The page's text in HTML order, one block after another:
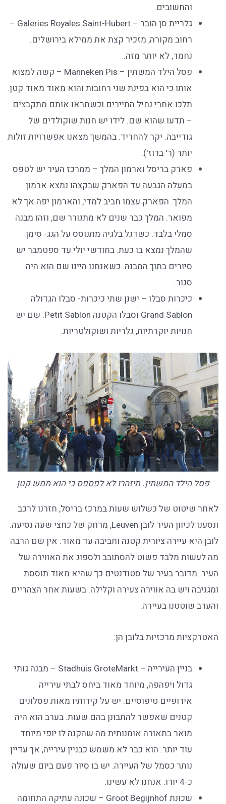
והחשובים.
גלריית סן הובר – Galeries Royales Saint-Hubert –
רחוב מקורה, מזכיר קצת את ממילא בירושלים.
נחמד, לא יותר מזה.
פסל הילד המשתין – Manneken Pis – קשה למצוא
אותו כי הוא בפינת שני רחובות והוא מאוד מאוד קטן.
תלכו אחרי נחיל התיירים וכשתראו אותם מתקבצים
– תדעו שהוא שם. לידו יש חנות שוקולדים של
גודייבה. יקר להחריד. בהמשך מצאנו אפשרויות זולות
יותר (ר' ברוז').
פארק בריסל וארמון המלך – ממרכז העיר יש לטפס
במעלה הגבעה עד הפארק שבקצהו נמצא ארמון
המלך. הפארק עצמו חביב למדי, והארמון יפה אך לא
מפואר. המלך כבר שנים לא מתגורר שם, וזהו מבנה
סמלי בלבד. כשדגל בלגיה מתנוסס על הגג- סימן
שהמלך נמצא בו כעת. בחודשי יולי עד ספטמבר יש
סיורים בתוך המבנה. כשאנחנו היינו שם הוא היה
סגור.
כיכרות סבלו – ישנן שתי כיכרות- סבלו הגדולה
Grand Sablon וסבלו הקטנה Petit Sablon. שם יש
חנויות יוקרתיות, גלריות ושוקולטריות.
פסל הילד המשתין. תיזהרו לא לפספס כי הוא ממש קטן
לאחר שיטוט של כשלוש שעות במרכז בריסל, חזרנו לרכב
ונסענו לכיוון העיר לובן Leuven, מרחק של כחצי שעה נסיעה.
לובן היא עיירה ציורית קטנה וחביבה עד מאוד. אין שם הרבה
מה לעשות מלבד פשוט להסתובב ולספוג את האווירה של
העיר. מדובר בעיר של סטודנטים כך שהיא מאוד תוססת
ומגניבה ויש בה אווירה צעירה וקלילה. בשעות אחר הצהריים
והערב שוטטנו בעיירה.
האטרקציות מרכזיות בלובן הן:
בניין העירייה – Stadhuis GroteMarkt – מבנה גותי
גדול ויפהפה, מיוחד מאוד ביחס לבתי עירייה
אירופיים טיפוסיים. יש על קירותיו מאות פסלונים
קטנים שאפשר להתבונן בהם שעות. בערב הוא היה
מואר בתאורה אומנותית מה שהקנה לו יופי מיוחד
עוד יותר. הוא כבר לא משמש כבניין עירייה, אך עדיין
נותר כסמל של העיירה. יש בו סיור פעם ביום שעולה
כ-4 יורו. אנחנו לא עשינו.
שכונת Groot Begijnhof – שכונה עתיקה התחומה